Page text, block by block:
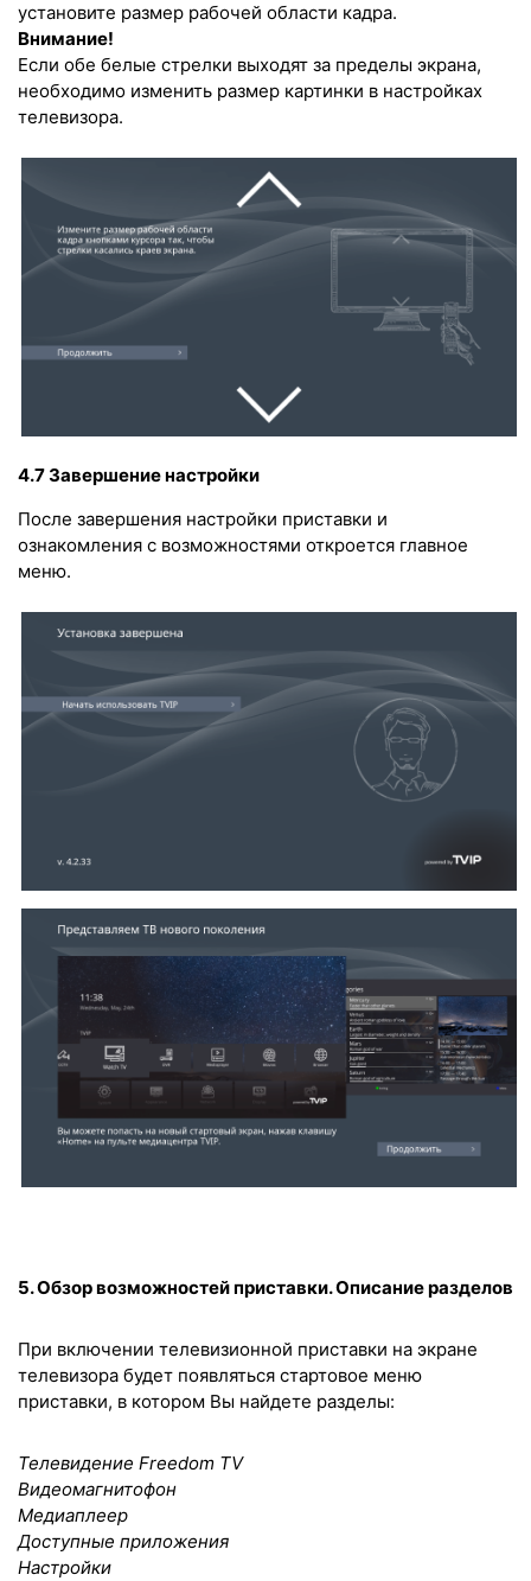
установите размер рабочей области кадра.
Внимание!
Если обе белые стрелки выходят за пределы экрана,
необходимо изменить размер картинки в настройках
телевизора.
4.7 Завершение настройки
После завершения настройки приставки и
ознакомления с возможностями откроется главное
меню.
5. Обзор возможностей приставки. Описание разделов
При включении телевизионной приставки на экране
телевизора будет появляться стартовое меню
приставки, в котором Вы найдeте разделы:
Телевидение Freedom TV
Видеомагнитофон
Медиаплеер
Доступные приложения
Настройки